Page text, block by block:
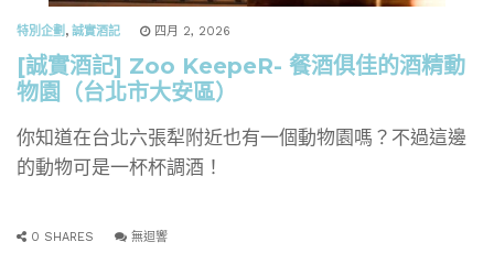
特別企劃 , 誠實酒記 四月 2, 2026
[誠實酒記] Zoo KeepeR- 餐酒俱佳的酒精動
物園（台北市大安區）
你知道在台北六張犁附近也有一個動物園嗎？不過這邊
的動物可是一杯杯調酒！
0 SHARES 無迴響